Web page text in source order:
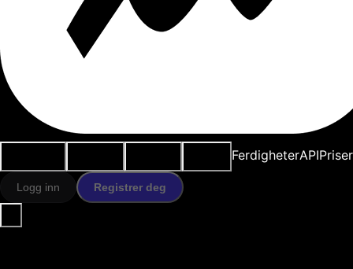
FerdigheterAPIPriser
Logg inn Registrer deg